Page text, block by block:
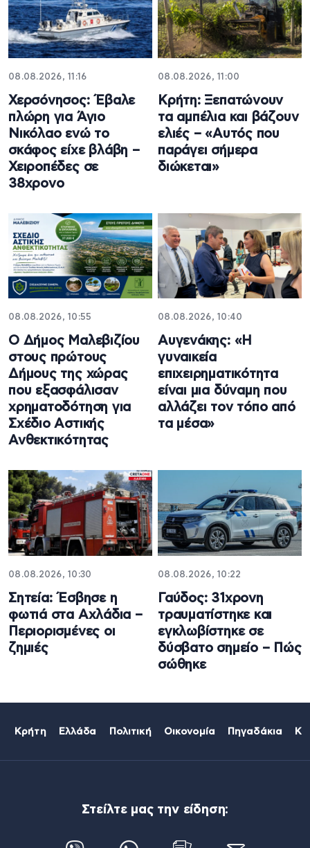
08.08.2026, 11:16
Χερσόνησος: Έβαλε
πλώρη για Άγιο
Νικόλαο ενώ το
σκάφος είχε βλάβη –
Χειροπέδες σε
38χρονο
08.08.2026, 11:00
Κρήτη: Ξεπατώνουν
τα αμπέλια και βάζουν
ελιές – «Αυτός που
παράγει σήμερα
διώκεται»
08.08.2026, 10:55
Ο Δήμος Μαλεβιζίου
στους πρώτους
Δήμους της χώρας
που εξασφάλισαν
χρηματοδότηση για
Σχέδιο Αστικής
Ανθεκτικότητας
08.08.2026, 10:40
Αυγενάκης: «Η
γυναικεία
επιχειρηματικότητα
είναι μια δύναμη που
αλλάζει τον τόπο από
τα μέσα»
08.08.2026, 10:30
Σητεία: Έσβησε η
φωτιά στα Αχλάδια –
Περιορισμένες οι
ζημιές
08.08.2026, 10:22
Γαύδος: 31χρονη
τραυματίστηκε και
εγκλωβίστηκε σε
δύσβατο σημείο – Πώς
σώθηκε
Κρήτη Ελλάδα Πολιτική Οικονομία Πηγαδάκια
Στείλτε μας την είδηση: